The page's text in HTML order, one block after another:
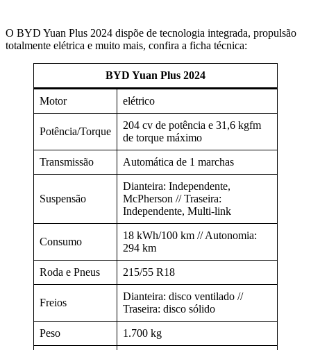
O BYD Yuan Plus 2024 dispõe de tecnologia integrada, propulsão
totalmente elétrica e muito mais, confira a ficha técnica:
BYD Yuan Plus 2024
Motor elétrico
Potência/Torque
204 cv de potência e 31,6 kgfm
de torque máximo
Transmissão Automática de 1 marchas
Suspensão
Dianteira: Independente,
McPherson // Traseira:
Independente, Multi-link
Consumo
18 kWh/100 km // Autonomia:
294 km
Roda e Pneus 215/55 R18
Freios
Dianteira: disco ventilado //
Traseira: disco sólido
Peso 1.700 kg